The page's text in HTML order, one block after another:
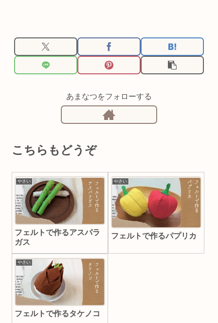
あまなつをフォローする
こちらもどうぞ
やさい
フェルトで作るアスパラ
ガス
やさい
フェルトで作るパプリカ
やさい
フェルトで作るタケノコ